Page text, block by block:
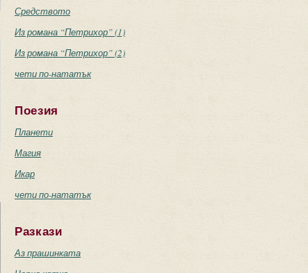
Средството
Из романа “Петрихор” (1)
Из романа “Петрихор” (2)
чети по-нататък
Поезия
Планети
Магия
Икар
чети по-нататък
Разкази
Аз прашинката